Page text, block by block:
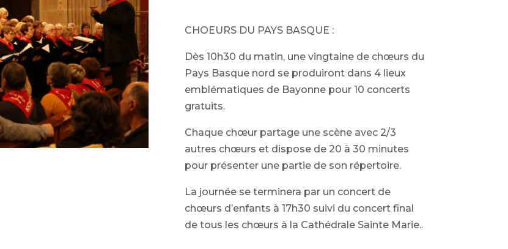
CHOEURS DU PAYS BASQUE :
Dès 10h30 du matin, une vingtaine de chœurs du
Pays Basque nord se produiront dans 4 lieux
emblématiques de Bayonne pour 10 concerts
gratuits.
Chaque chœur partage une scène avec 2/3
autres chœurs et dispose de 20 à 30 minutes
pour présenter une partie de son répertoire.
La journée se terminera par un concert de
chœurs d’enfants à 17h30 suivi du concert final
de tous les chœurs à la Cathédrale Sainte Marie..